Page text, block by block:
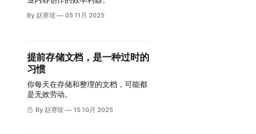
By 赵赛坡 05 11月 2025
提前存储文档，是一种过时的
习惯
你每天在存储和整理的文档，可能都
是无效劳动。
By 赵赛坡 15 10月 2025